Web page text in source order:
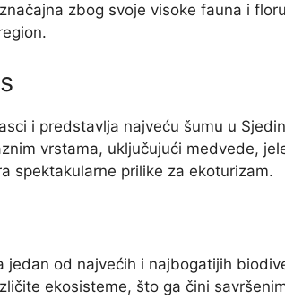
zbog svoje visoke fauna i
i predstavlja najveću šumu u
vrstama, uključujući medvede,
spektakularne prilike za ekoturizam.
jedan od najvećih i najbogatijih
ekosisteme, što ga čini